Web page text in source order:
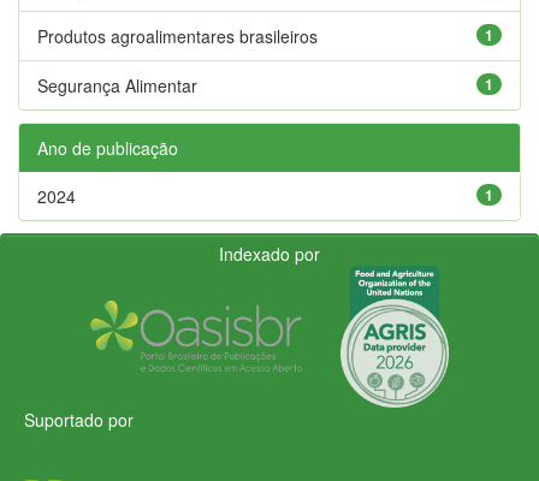
1
Produtos agroalimentares brasileiros
1
Segurança Alimentar
Ano de publicação
1
2024
Indexado por
Suportado por